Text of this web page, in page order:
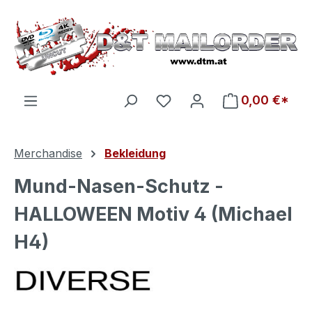
Zum Hauptinhalt springen
Du hast 0 Produkte auf
0,00 €*
Merchandise Bekleidung
Mund-Nasen-Schutz -
HALLOWEEN Motiv 4 (Michael
H4)